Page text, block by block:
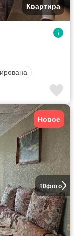
Квартира
10фото
Новое